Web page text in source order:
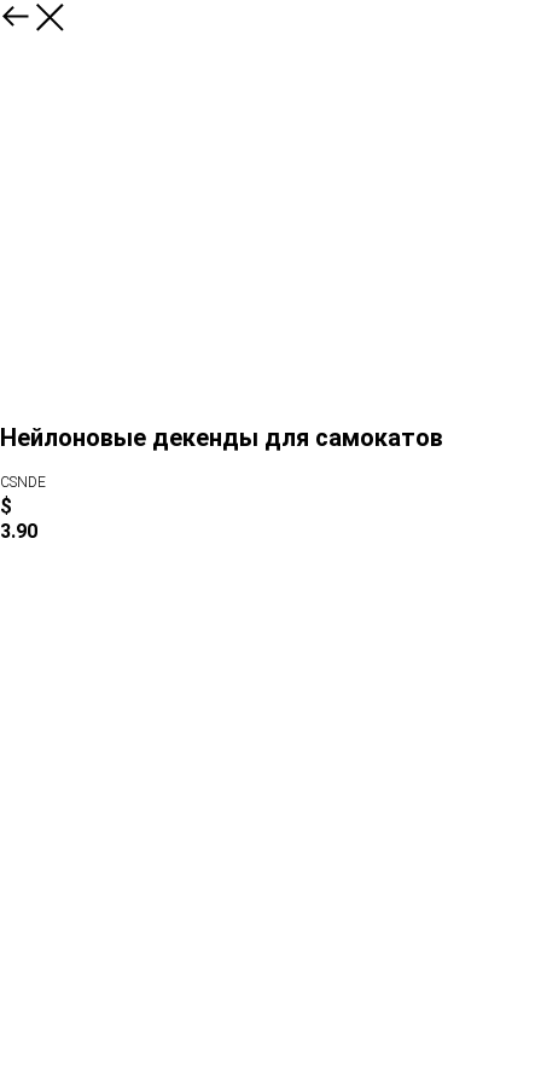
Нейлоновые декенды для самокатов
CSNDE
$
3.90